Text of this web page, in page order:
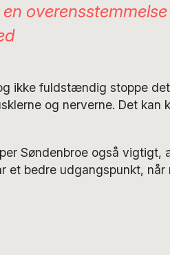
ikke fuldstændig stoppe
og nerverne. Det kan
Søndenbroe også vigtigt,
et bedre udgangspunkt,